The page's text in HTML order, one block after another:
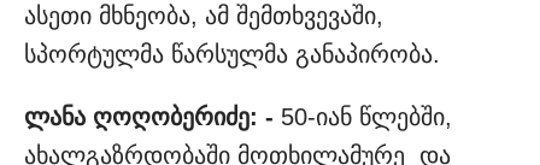
ასეთი მხნეობა, ამ შემთხვევაში,
სპორტულმა წარსულმა განაპირობა.
ლანა ღოღობერიძე: - 50-იან წლებში,
ახალგაზრდობაში მოთხილამურე და